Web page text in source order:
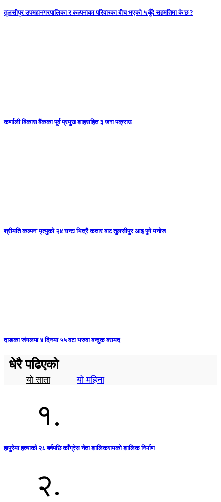
तुलसीपुर उपमहानगरपालिका र कल्पनाका परिवारका बीच भएको ५ बुँदे सहमतिमा के छ ?
कर्णाली बिकास बैंकका पूर्व प्रमुख शाहसहित ३ जना पक्राउ
श्रीमति कल्पना मृत्युको २४ घन्टा भित्रै कतार बाट तुलसीपुर आइ पुगे मनोज
दाङका जंगलमा ४ दिनमा ५५ वटा भरुवा बन्दुक बरामद
धेरै पढिएको
यो साता यो महिना
१.
हापुरेमा हत्याको २८ बर्षपछि काँग्रेस नेता शालिकरामको शालिक निर्माण
२.